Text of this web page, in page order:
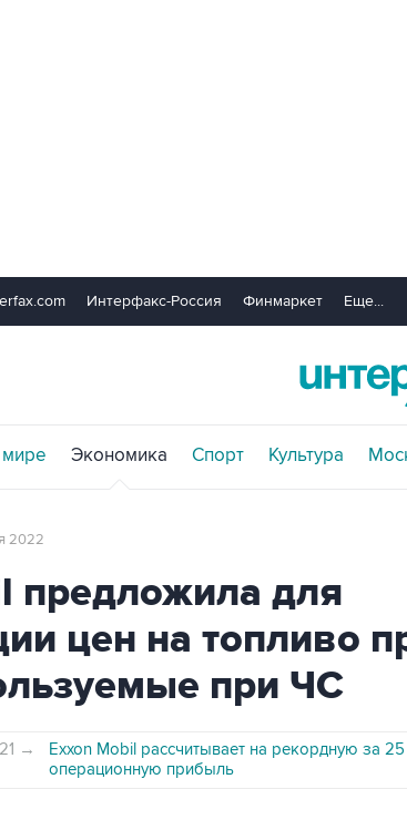
Интерфакс-Россия Финмаркет Еще...
Экономика Спорт Культура
2022
предложила для
цен на топливо
при ЧС
→
Exxon Mobil рассчитывает на рекордную за
операционную прибыль